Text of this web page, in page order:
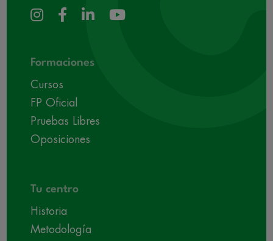
Formaciones
Cursos
FP Oficial
Pruebas Libres
Oposiciones
Tu centro
Historia
Metodología